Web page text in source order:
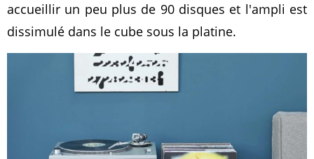
accueillir un peu plus de 90 disques et l'ampli est
dissimulé dans le cube sous la platine.